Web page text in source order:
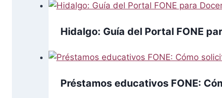
Hidalgo: Guía del Portal FONE
Préstamos educativos FONE: